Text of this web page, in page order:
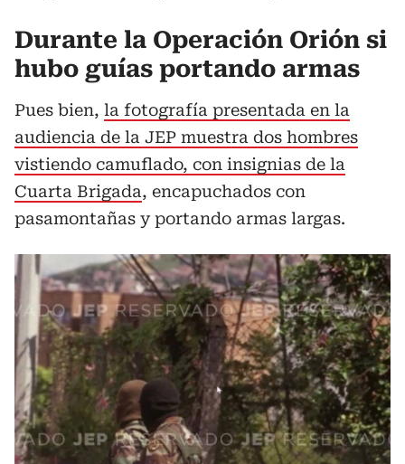
Durante la Operación Orión si
hubo guías portando armas
Pues bien, la fotografía presentada en la
audiencia de la JEP muestra dos hombres
vistiendo camuflado, con insignias de la
Cuarta Brigada, encapuchados con
pasamontañas y portando armas largas.